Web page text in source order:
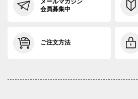
会員募集中
ご注文方法